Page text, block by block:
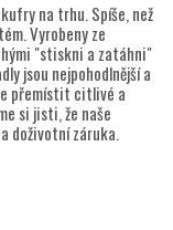
na trhu. Spíše, než
Vyrobeny ze
"stiskni a zatáhni"
jsou nejpohodlnější a
přemístit citlivé a
si jisti, že naše
doživotní záruka.